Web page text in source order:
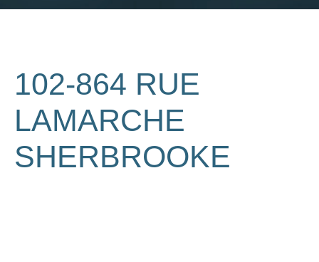
102-864 RUE
LAMARCHE
SHERBROOKE